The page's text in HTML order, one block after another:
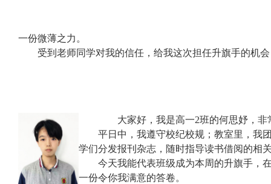
一份微薄之力。
受到老师同学对我的信任，给我这次担任升旗手的机
大家好，我是高一2班的何思妤，非
平日中，我遵守校纪校规；教室里，我
学们分发报刊杂志，随时指导读书借阅的相
今天我能代表班级成为本周的升旗手，
一份令你我满意的答卷。